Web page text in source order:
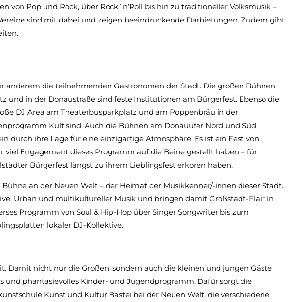
von Pop und Rock, über Rock´n‘Roll bis hin zu traditioneller Volksmusik –
sind mit dabei und zeigen beeindruckende Darbietungen. Zudem gibt
anderem die teilnehmenden Gastronomen der Stadt. Die großen Bühnen
und in der Donaustraße sind feste Institutionen am Bürgerfest. Ebenso die
DJ Area am Theaterbusparkplatz und am Poppenbräu in der
Kult sind. Auch die Bühnen am Donauufer Nord und Süd
durch ihre Lage für eine einzigartige Atmosphäre. Es ist ein Fest von
Engagement dieses Programm auf die Beine gestellt haben – für
Bürgerfest längst zu ihrem Lieblingsfest erkoren haben.
an der Neuen Welt – der Heimat der Musikkenner/-innen dieser Stadt.
Urban und multikultureller Musik und bringen damit Großstadt-Flair in
Programm von Soul & Hip-Hop über Singer Songwriter bis zum
lokaler DJ-Kollektive.
Damit nicht nur die Großen, sondern auch die kleinen und jungen Gäste
und phantasievolles Kinder- und Jugendprogramm. Dafür sorgt die
Kunst und Kultur Bastei bei der Neuen Welt, die verschiedene